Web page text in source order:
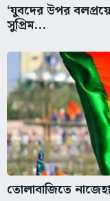
‘যুবদের উপর
সুপ্রিম...
তোলাবাজিতে